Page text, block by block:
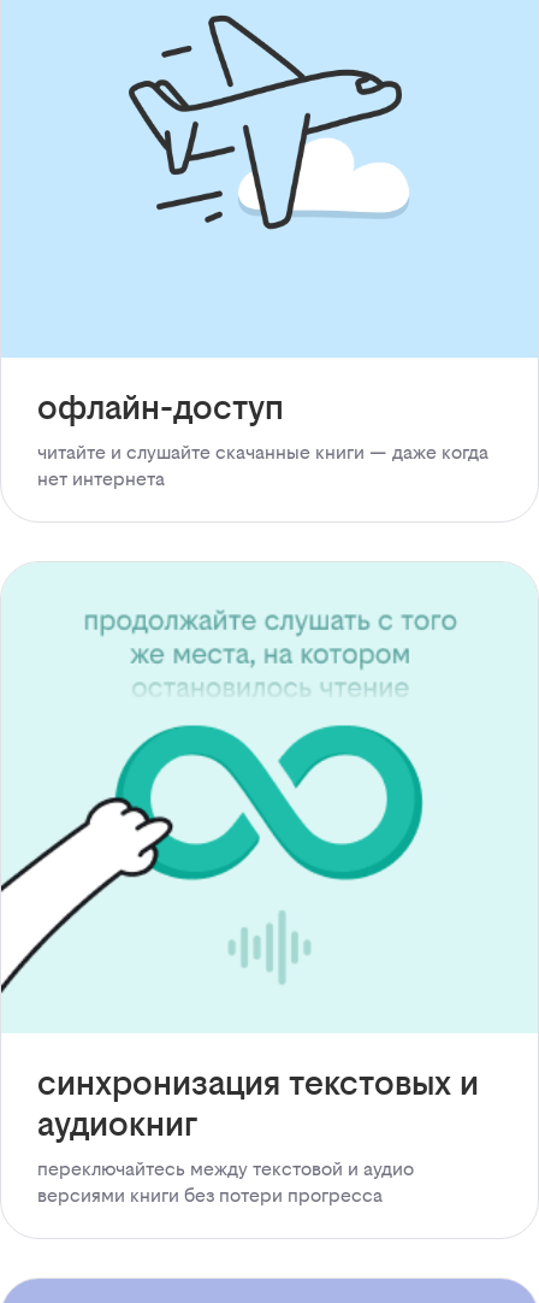
офлайн-доступ
читайте и слушайте скачанные книги — даже когда
нет интернета
синхронизация текстовых и
аудиокниг
переключайтесь между текстовой и аудио
версиями книги без потери прогресса